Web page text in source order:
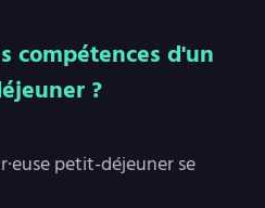
compétences d'un
?
petit-déjeuner se